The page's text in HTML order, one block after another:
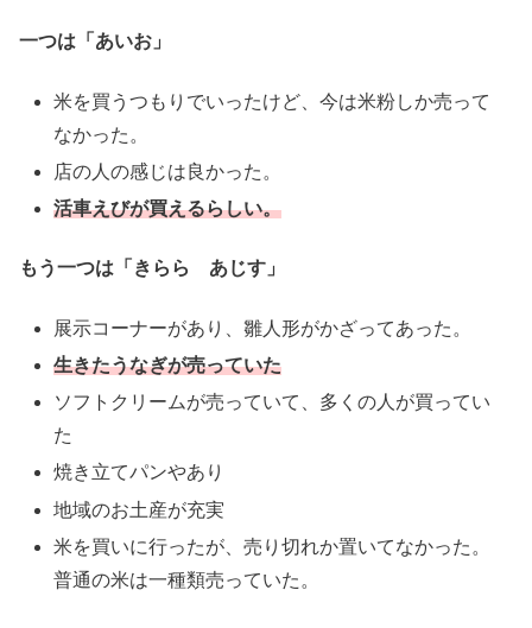
一つは「あいお」
米を買うつもりでいったけど、今は米粉しか売って
なかった。
店の人の感じは良かった。
活車えびが買えるらしい。
もう一つは「きらら あじす」
展示コーナーがあり、雛人形がかざってあった。
生きたうなぎが売っていた
ソフトクリームが売っていて、多くの人が買ってい
た
焼き立てパンやあり
地域のお土産が充実
米を買いに行ったが、売り切れか置いてなかった。
普通の米は一種類売っていた。